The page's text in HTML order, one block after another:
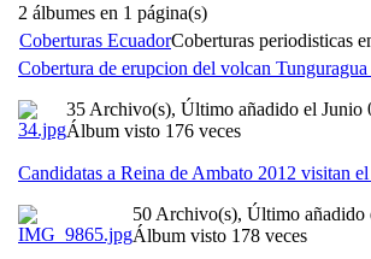
2 álbumes en 1 página(s)
Coberturas EcuadorCoberturas periodisticas
Cobertura de erupcion del volcan
35 Archivo(s), Último añadido el Junio
Álbum visto 176 veces
Candidatas a Reina de Ambato 2012 visitan
50 Archivo(s), Último añadido
Álbum visto 178 veces